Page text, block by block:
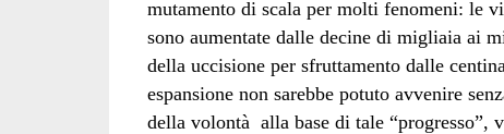
mutamento di scala per molti fenomeni: le
sono aumentate dalle decine di migliaia ai
della uccisione per sfruttamento dalle
espansione non sarebbe potuto avvenire
della volontà alla base di tale “progresso”,